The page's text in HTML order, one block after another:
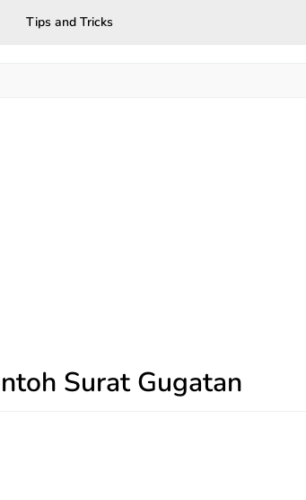
Tips and Tricks
Surat Gugatan